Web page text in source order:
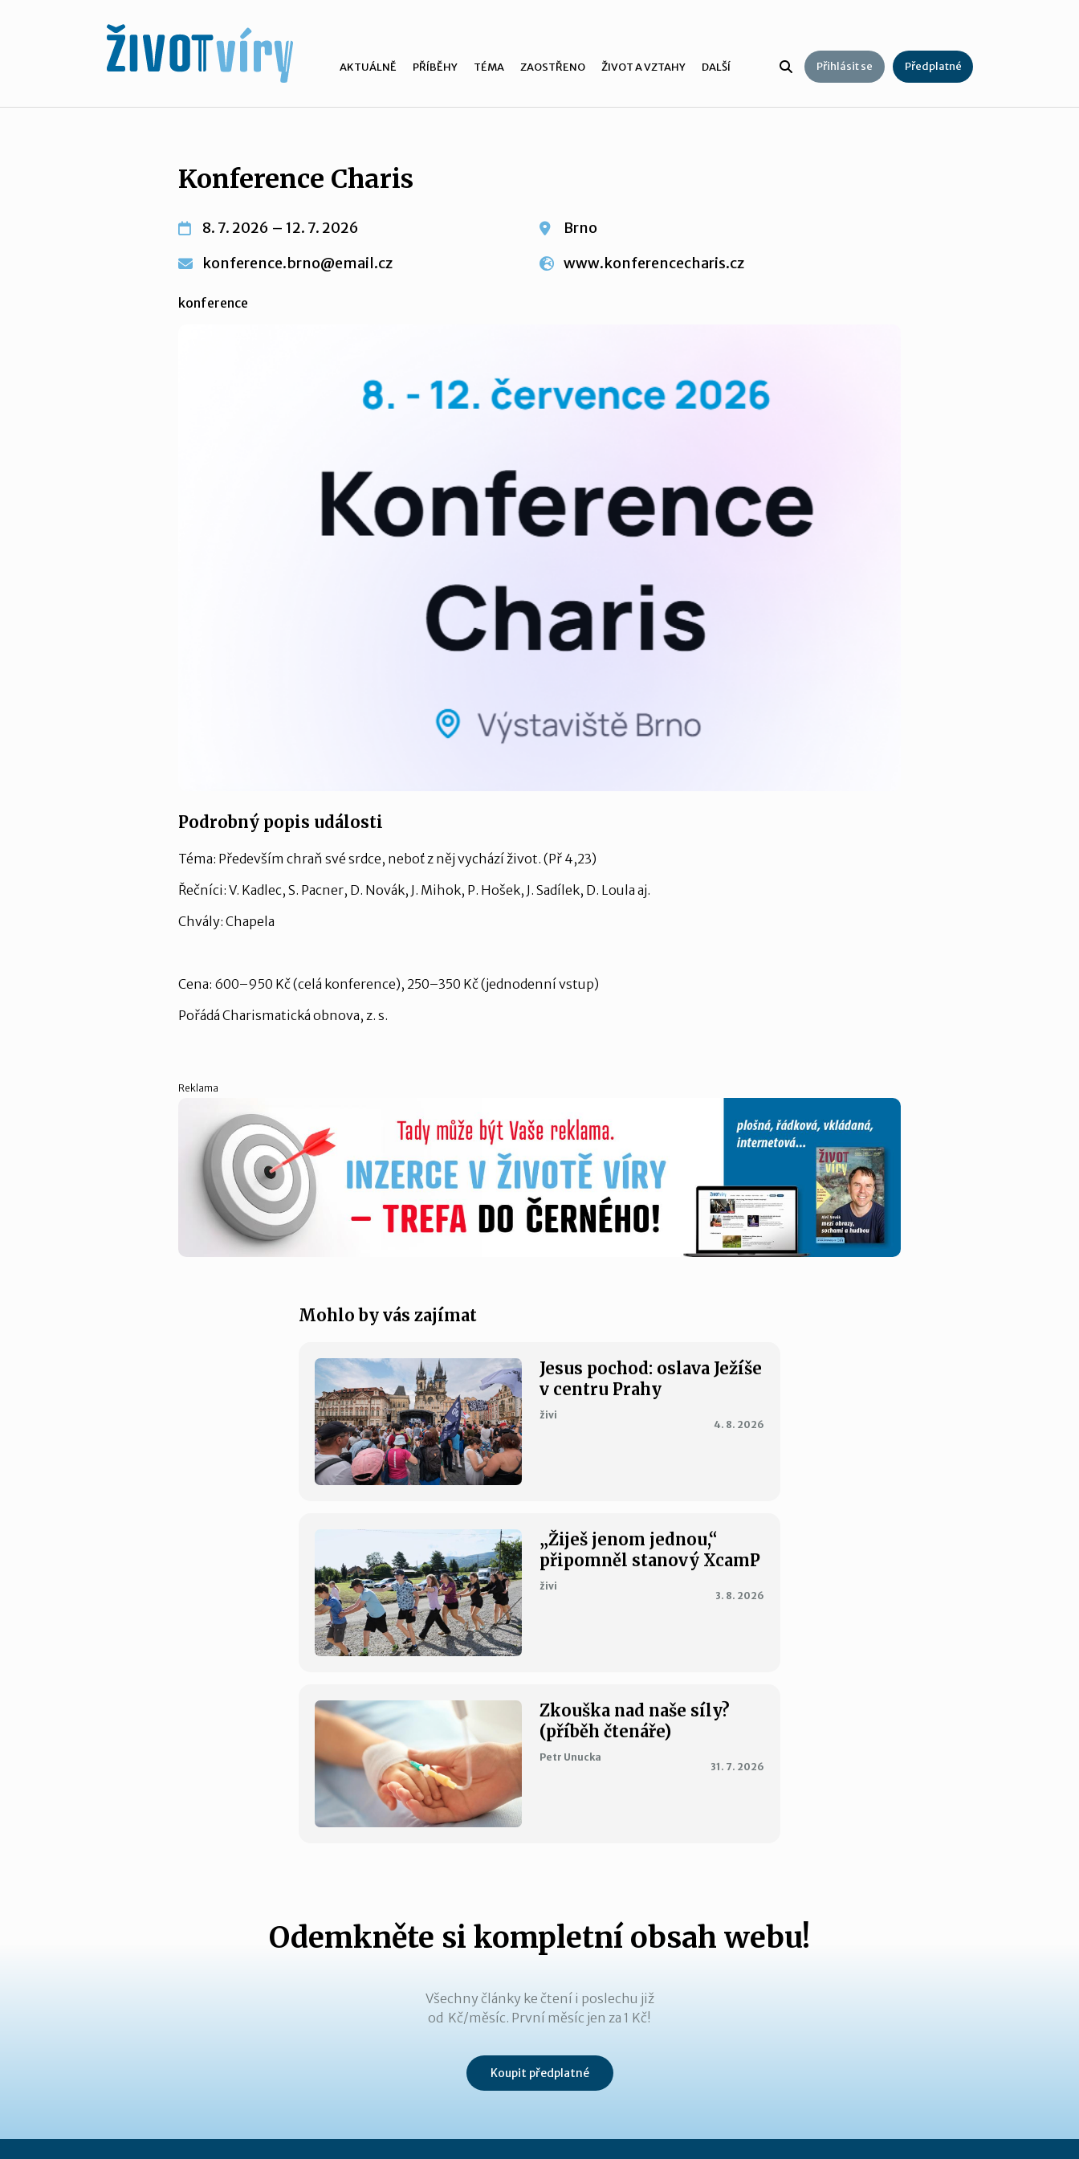
AKTUÁLNĚ PŘÍBĚHY TÉMA ZAOSTŘENO ŽIVOT A VZTAHY DALŠÍ Přihlásit se Předplatné
Konference Charis
8. 7. 2026 – 12. 7. 2026
Brno
konference.brno@email.cz
www.konferencecharis.cz
konference
Podrobný popis události
Téma: Především chraň své srdce, neboť z něj vychází život. (Př 4,23)
Řečníci: V. Kadlec, S. Pacner, D. Novák, J. Mihok, P. Hošek, J. Sadílek, D. Loula aj.
Chvály: Chapela
Cena: 600–950 Kč (celá konference), 250–350 Kč (jednodenní vstup)
Pořádá Charismatická obnova, z. s.
Reklama
Mohlo by vás zajímat
Jesus pochod: oslava Ježíše
v centru Prahy
živi
4. 8. 2026
„Žiješ jenom jednou,“
připomněl stanový XcamP
živi
3. 8. 2026
Zkouška nad naše síly?
(příběh čtenáře)
Petr Unucka
31. 7. 2026
Odemkněte si kompletní obsah webu!
Všechny články ke čtení i poslechu již
od Kč/měsíc. První měsíc jen za 1 Kč!
Koupit předplatné